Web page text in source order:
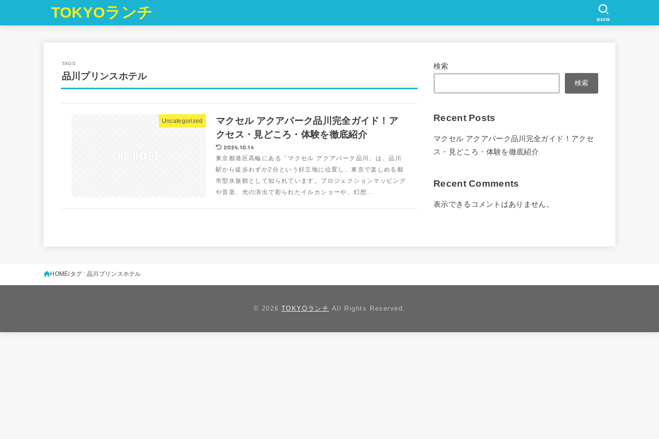
TOKYOランチ SEARCH
品川プリンスホテル
Uncategorized
マクセル アクアパーク品川完全ガイド！ア
クセス・見どころ・体験を徹底紹介
2024.10.14
東京都港区高輪にある「マクセル アクアパーク品川」は、品川
駅から徒歩わずか2分という好立地に位置し、東京で楽しめる都
市型水族館として知られています。プロジェクションマッピング
や音楽、光の演出で彩られたイルカショーや、幻想...
検索
検索
Recent Posts
マクセル アクアパーク品川完全ガイド！アクセ
ス・見どころ・体験を徹底紹介
Recent Comments
表示できるコメントはありません。
HOME タグ : 品川プリンスホテル
© 2026 TOKYOランチ All Rights Reserved.